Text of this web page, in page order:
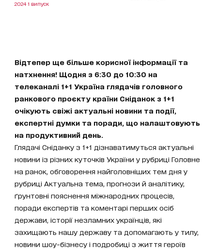
2024 1 випуск
Відтепер ще більше корисної інформації та
натхнення! Щодня з 6:30 до 10:30 на
телеканалі 1+1 Україна глядачів головного
ранкового проєкту країни Сніданок з 1+1
очікують свіжі актуальні новини та події,
експертні думки та поради, що налаштовують
на продуктивний день.
Глядачі Сніданку з 1+1 дізнаватимуться актуальні
новини із різних куточків України у рубриці Головне
на ранок, обговорення найголовніших тем дня у
рубриці Актуальна тема, прогнози й аналітику,
ґрунтовні пояснення міжнародних процесів,
поради експертів та коментарі перших осіб
держави, історії незламних українців, які
захищають нашу державу та допомагають у тилу,
новини шоу-бізнесу і подробиці з життя героїв